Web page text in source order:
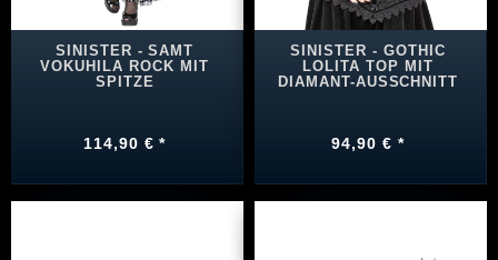
SINISTER - SAMT
VOKUHILA ROCK MIT
SPITZE
114,90 € *
SINISTER - GOTHIC
LOLITA TOP MIT
DIAMANT-AUSSCHNITT
94,90 € *